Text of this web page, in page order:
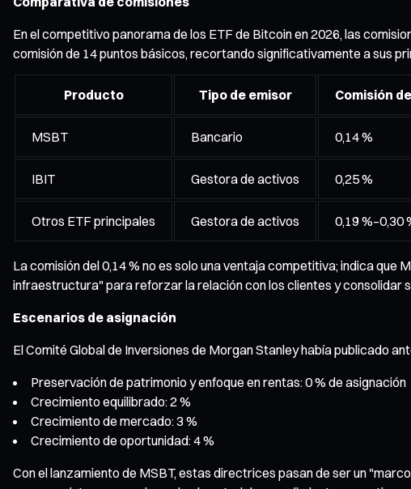
En el competitivo panorama de los ETF de Bitcoin en 2026, las
comisión de 14 puntos básicos, recortando significativamente a sus
Producto Tipo de emisor Comisión
MSBT Bancario 0,14 %
IBIT Gestora de activos 0,25 %
Otros ETF principales Gestora de activos 0,19 %–0,30
La comisión del 0,14 % no es solo una ventaja competitiva; indica
infraestructura" para reforzar la relación con los clientes y consolidar
Escenarios de asignación
El Comité Global de Inversiones de Morgan Stanley había publicado
Preservación de patrimonio y enfoque en rentas: 0 % de asignación
Crecimiento equilibrado: 2 %
Crecimiento de mercado: 3 %
Crecimiento de oportunidad: 4 %
Con el lanzamiento de MSBT, estas directrices pasan de ser un